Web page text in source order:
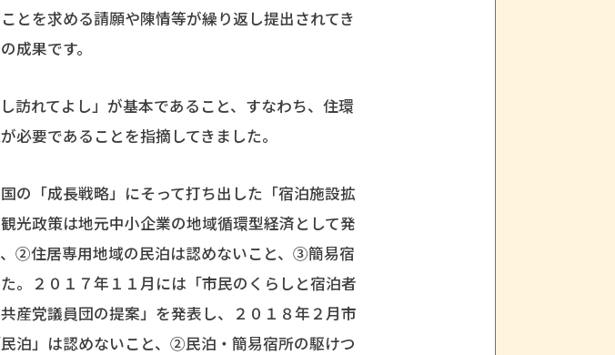
とを求める請願や陳情等が繰り返し提出されてき
成果です。
訪れてよし」が基本であること、すなわち、住環
要であることを指摘してきました。
の「成長戦略」にそって打ち出した「宿泊施設拡
光政策は地元中小企業の地域循環型経済として発
②住居専用地域の民泊は認めないこと、③簡易宿
。２０１７年１１月には「市民のくらしと宿泊者
産党議員団の提案」を発表し、２０１８年２月市
泊」は認めないこと、②民泊・簡易宿所の駆けつ